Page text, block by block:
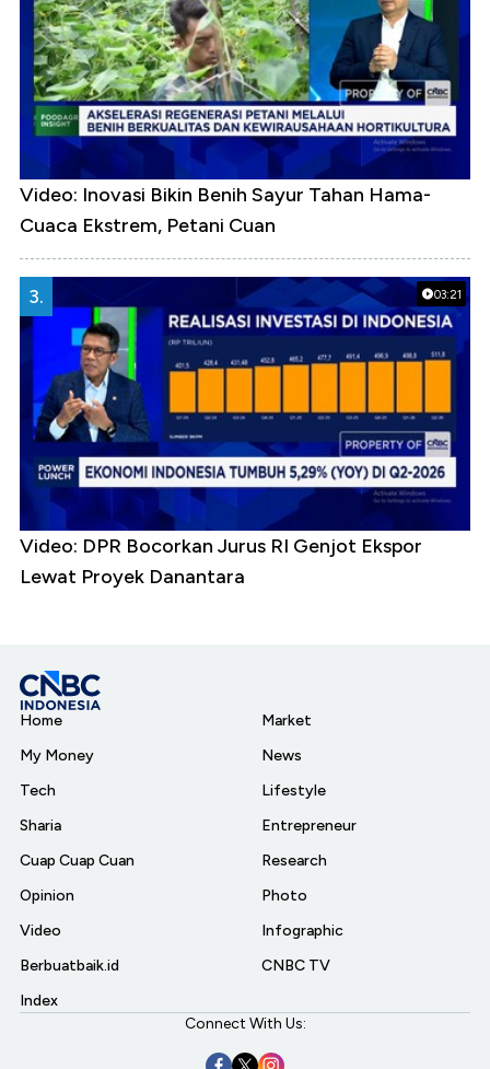
Video: Inovasi Bikin Benih Sayur Tahan Hama-
Cuaca Ekstrem, Petani Cuan
03:21
3.
Video: DPR Bocorkan Jurus RI Genjot Ekspor
Lewat Proyek Danantara
Home
My Money
Tech
Sharia
Cuap Cuap Cuan
Opinion
Video
Berbuatbaik.id
Index
Market
News
Lifestyle
Entrepreneur
Research
Photo
Infographic
CNBC TV
Connect With Us: